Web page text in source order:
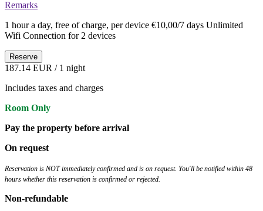
Remarks
1 hour a day, free of charge, per device €10,00/7 days Unlimited
Wifi Connection for 2 devices
Reserve
187.14 EUR / 1 night
Includes taxes and charges
Room Only
Pay the property before arrival
On request
Reservation is NOT immediately confirmed and is on request. You'll be notified within 48
hours whether this reservation is confirmed or rejected.
Non-refundable